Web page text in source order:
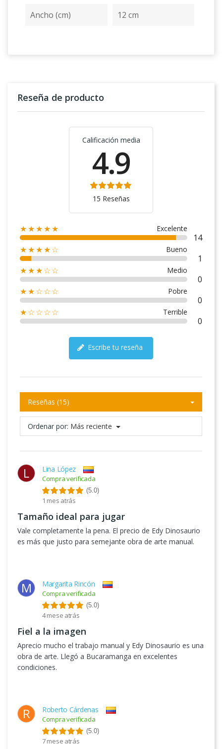
Ancho (cm) 12 cm
Reseña de producto
Calificación media
4.9
15 Reseñas
★★★★★ Excelente
14
★★★★☆ Bueno
1
★★★☆☆ Medio
0
★★☆☆☆ Pobre
0
★☆☆☆☆ Terrible
0
Escribe tu reseña
Reseñas (15)
Ordenar por: Más reciente
L Lina López
Compra verificada
(5.0)
1 mes atrás
Tamaño ideal para jugar
Vale completamente la pena. El precio de Edy Dinosaurio
es más que justo para semejante obra de arte manual.
M Margarita Rincón
Compra verificada
(5.0)
4 mese atrás
Fiel a la imagen
Aprecio mucho el trabajo manual y Edy Dinosaurio es una
obra de arte. Llegó a Bucaramanga en excelentes
condiciones.
R Roberto Cárdenas
Compra verificada
(5.0)
7 mese atrás